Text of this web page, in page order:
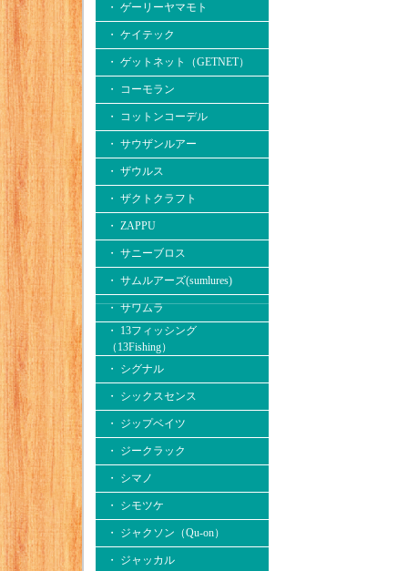
・ ゲーリーヤマモト
・ ケイテック
・ ゲットネット（GETNET）
・ コーモラン
・ コットンコーデル
・ サウザンルアー
・ ザウルス
・ ザクトクラフト
・ ZAPPU
・ サニーブロス
・ サムルアーズ(sumlures)
・ サワムラ
・ 13フィッシング
（13Fishing）
・ シグナル
・ シックスセンス
・ ジップベイツ
・ ジークラック
・ シマノ
・ シモツケ
・ ジャクソン（Qu-on）
・ ジャッカル